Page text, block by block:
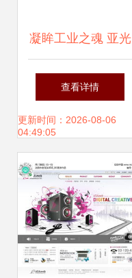
凝眸工业之魂 亚光
集团双语网站的品
牌视觉叙事
查看详情
更新时间：2026-08-06
04:49:05